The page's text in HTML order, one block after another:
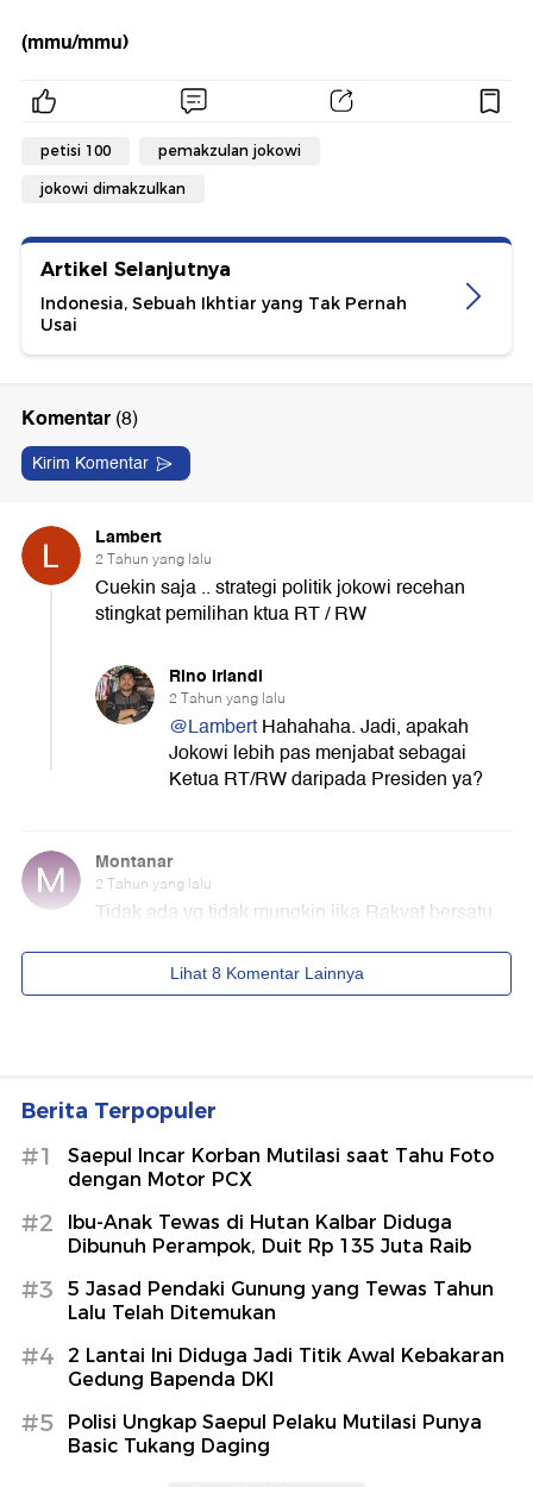
(mmu/mmu)
petisi 100 pemakzulan jokowi
jokowi dimakzulkan
Artikel Selanjutnya
Indonesia, Sebuah Ikhtiar yang Tak Pernah
Usai
Berita Terpopuler
#1
Saepul Incar Korban Mutilasi saat Tahu Foto
dengan Motor PCX
#2
Ibu-Anak Tewas di Hutan Kalbar Diduga
Dibunuh Perampok, Duit Rp 135 Juta Raib
#3
5 Jasad Pendaki Gunung yang Tewas Tahun
Lalu Telah Ditemukan
#4
2 Lantai Ini Diduga Jadi Titik Awal Kebakaran
Gedung Bapenda DKI
#5
Polisi Ungkap Saepul Pelaku Mutilasi Punya
Basic Tukang Daging